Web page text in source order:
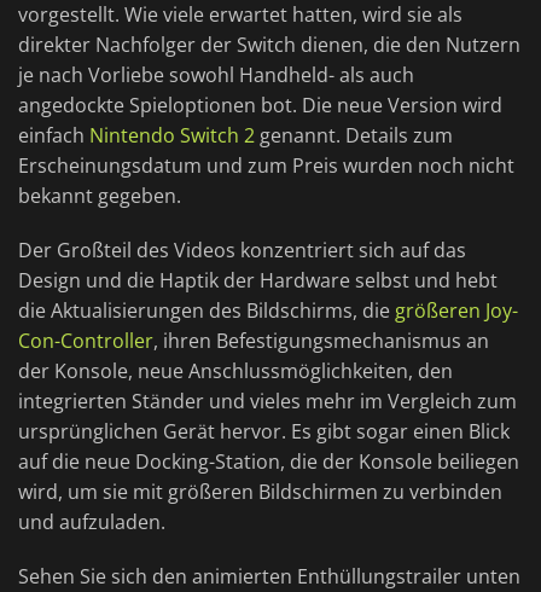
vorgestellt. Wie viele erwartet hatten, wird sie als
direkter Nachfolger der Switch dienen, die den Nutzern
je nach Vorliebe sowohl Handheld- als auch
angedockte Spieloptionen bot. Die neue Version wird
einfach Nintendo Switch 2 genannt. Details zum
Erscheinungsdatum und zum Preis wurden noch nicht
bekannt gegeben.
Der Großteil des Videos konzentriert sich auf das
Design und die Haptik der Hardware selbst und hebt
die Aktualisierungen des Bildschirms, die größeren Joy-
Con-Controller, ihren Befestigungsmechanismus an
der Konsole, neue Anschlussmöglichkeiten, den
integrierten Ständer und vieles mehr im Vergleich zum
ursprünglichen Gerät hervor. Es gibt sogar einen Blick
auf die neue Docking-Station, die der Konsole beiliegen
wird, um sie mit größeren Bildschirmen zu verbinden
und aufzuladen.
Sehen Sie sich den animierten Enthüllungstrailer unten